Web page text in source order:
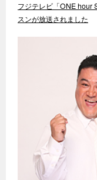
フジテレビ「ONE hour
スンが放送されました